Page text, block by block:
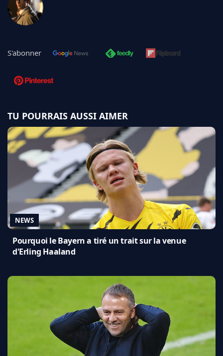
S'abonner
TU POURRAIS AUSSI AIMER
NEWS
Pourquoi le Bayern a tiré un trait sur la venue
d'Erling Haaland